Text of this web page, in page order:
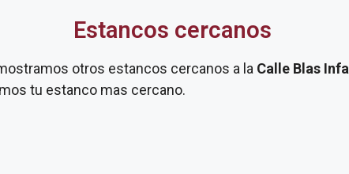
Estancos cercanos
otros estancos cercanos a la Calle Blas
tu estanco mas cercano.